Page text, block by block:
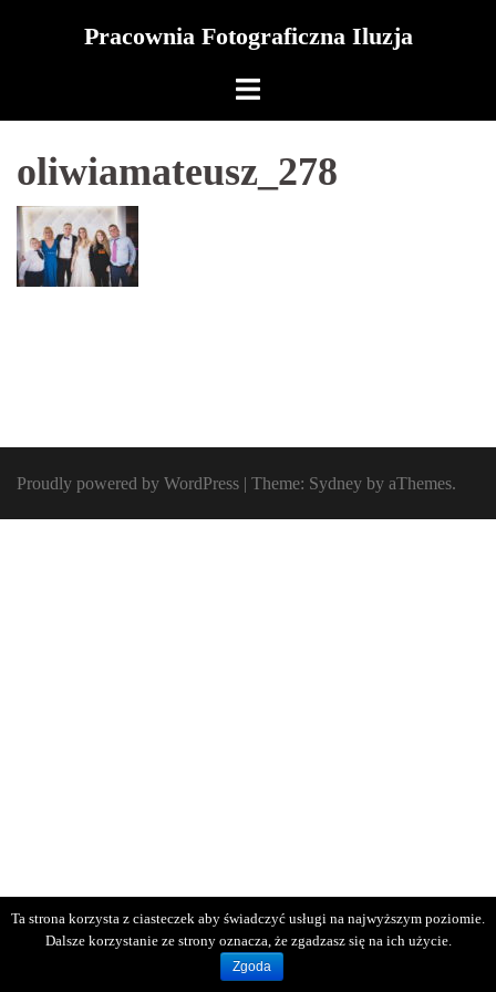
Pracownia Fotograficzna Iluzja
oliwiamateusz_278
Proudly powered by WordPress | Theme: Sydney by aThemes.
Ta strona korzysta z ciasteczek aby świadczyć usługi na najwyższym poziomie.
Dalsze korzystanie ze strony oznacza, że zgadzasz się na ich użycie.
Zgoda